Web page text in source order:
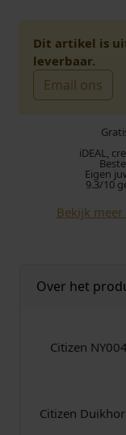
Dit artikel is
leverbaar.
Email ons
iDEAL,
Eigen
9.3/10
Bekijk meer
Over het
Citizen
Citizen